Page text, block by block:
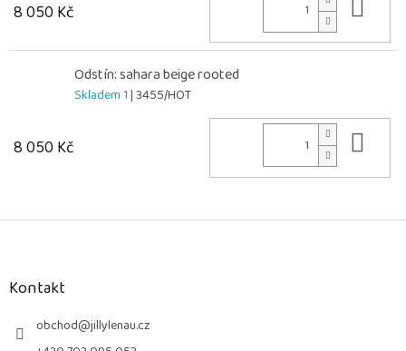
8 050 Kč
Odstín: sahara beige rooted
Skladem 1| 3455/HOT
8 050 Kč
Z
Kontakt
obchod@jillylenau.cz